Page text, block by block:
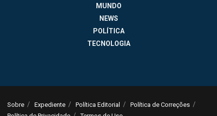
MUNDO
NEWS
POLÍTICA
TECNOLOGIA
Sobre Expediente Política Editorial
Política de Correções